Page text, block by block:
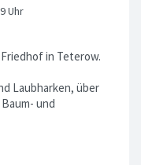
in Teterow.
Laubharken, über
und